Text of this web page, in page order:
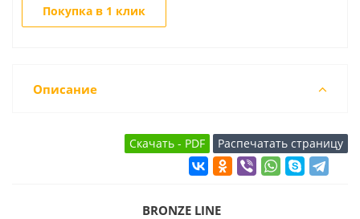
Покупка в 1 клик
Описание
BRONZE LINE